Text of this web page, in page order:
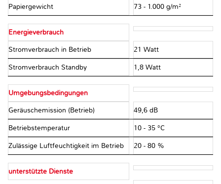
Papiergewicht 73 - 1.000 g/m²
Energieverbrauch
Stromverbrauch in Betrieb 21 Watt
Stromverbrauch Standby 1,8 Watt
Umgebungsbedingungen
Geräuschemission (Betrieb) 49,6 dB
Betriebstemperatur 10 - 35 °C
Zulässige Luftfeuchtigkeit im Betrieb 20 - 80 %
unterstützte Dienste